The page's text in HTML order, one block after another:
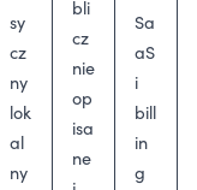
sy
cz
ny
lok
al
ny
bli
cz
nie
op
isa
ne
Sa
aS
i
bill
in
g